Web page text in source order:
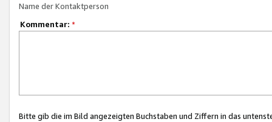
Name der Kontaktperson
Kommentar: *
Bitte gib die im Bild angezeigten Buchstaben und Ziffern in das